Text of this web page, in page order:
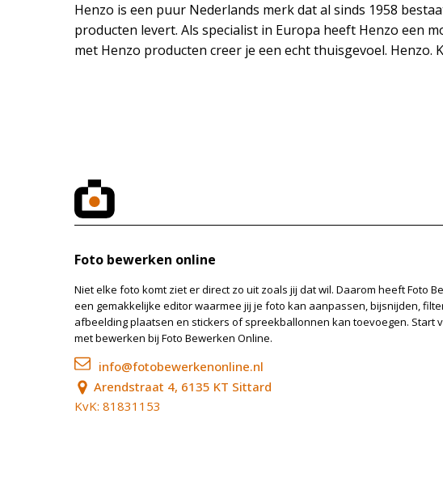
Henzo is een puur Nederlands merk dat al sinds 1958
producten levert. Als specialist in Europa heeft Henzo een
met Henzo producten creer je een echt thuisgevoel. Henzo.
Foto bewerken online
Niet elke foto komt ziet er direct zo uit zoals jij dat wil. Daarom heeft Foto
een gemakkelijke editor waarmee jij je foto kan aanpassen, bijsnijden,
afbeelding plaatsen en stickers of spreekballonnen kan toevoegen. Start
met bewerken bij Foto Bewerken Online.
info@fotobewerkenonline.nl
Arendstraat 4, 6135 KT Sittard
KvK: 81831153